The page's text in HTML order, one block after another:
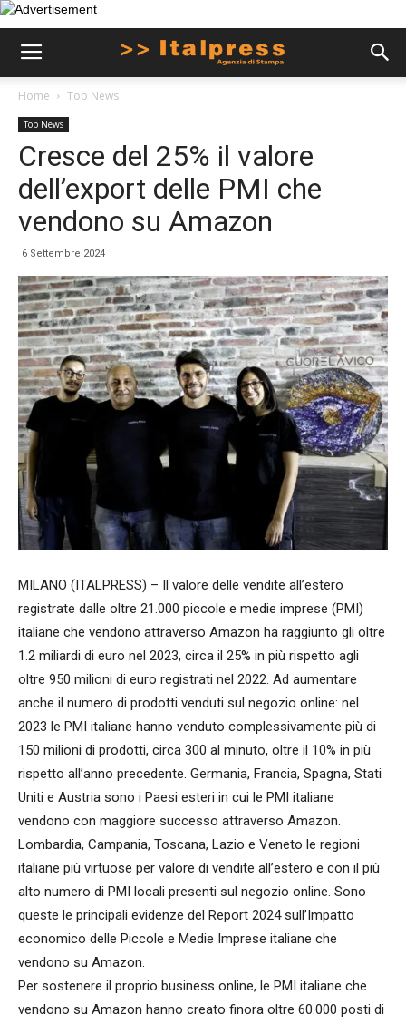
Home Top News
Top News
Cresce del 25% il valore
dell’export delle PMI che
vendono su Amazon
6 Settembre 2024
MILANO (ITALPRESS) – Il valore delle vendite all’estero
registrate dalle oltre 21.000 piccole e medie imprese (PMI)
italiane che vendono attraverso Amazon ha raggiunto gli oltre
1.2 miliardi di euro nel 2023, circa il 25% in più rispetto agli
oltre 950 milioni di euro registrati nel 2022. Ad aumentare
anche il numero di prodotti venduti sul negozio online: nel
2023 le PMI italiane hanno venduto complessivamente più di
150 milioni di prodotti, circa 300 al minuto, oltre il 10% in più
rispetto all’anno precedente. Germania, Francia, Spagna, Stati
Uniti e Austria sono i Paesi esteri in cui le PMI italiane
vendono con maggiore successo attraverso Amazon.
Lombardia, Campania, Toscana, Lazio e Veneto le regioni
italiane più virtuose per valore di vendite all’estero e con il più
alto numero di PMI locali presenti sul negozio online. Sono
queste le principali evidenze del Report 2024 sull’Impatto
economico delle Piccole e Medie Imprese italiane che
vendono su Amazon.
Per sostenere il proprio business online, le PMI italiane che
vendono su Amazon hanno creato finora oltre 60.000 posti di